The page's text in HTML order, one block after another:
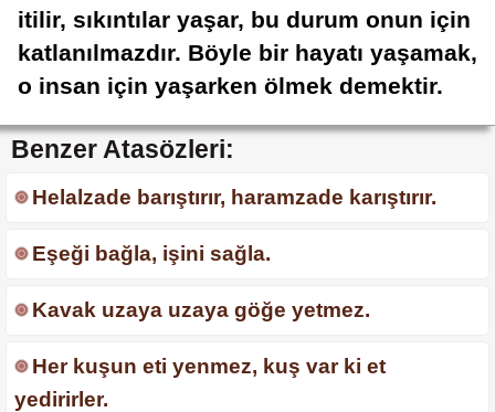
itilir, sıkıntılar yaşar, bu durum onun için
katlanılmazdır. Böyle bir hayatı yaşamak,
o insan için yaşarken ölmek demektir.
Benzer Atasözleri:
Helalzade barıştırır, haramzade karıştırır.
Eşeği bağla, işini sağla.
Kavak uzaya uzaya göğe yetmez.
Her kuşun eti yenmez, kuş var ki et
yedirirler.